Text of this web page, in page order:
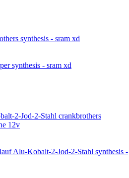
synthesis - sram xd
Alu-Kobalt-2-Jod-2-Stahl synthesis -